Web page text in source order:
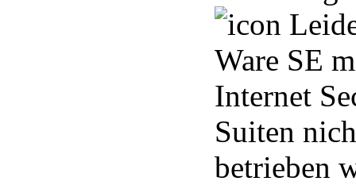
Ware SE
Internet
Suiten
betrieben